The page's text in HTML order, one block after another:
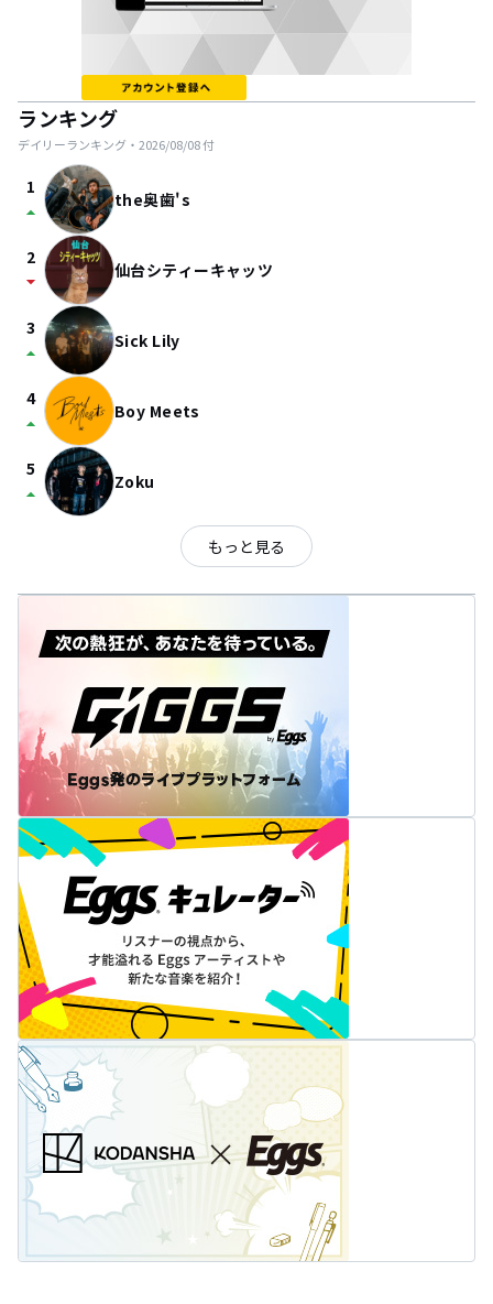
ランキング
デイリーランキング・ 2026/08/08付
1
arrow_drop_up the奥歯's
2
arrow_drop_down 仙台シティーキャッツ
3
arrow_drop_up Sick Lily
4
arrow_drop_up Boy Meets
5
arrow_drop_up Zoku
もっと見る